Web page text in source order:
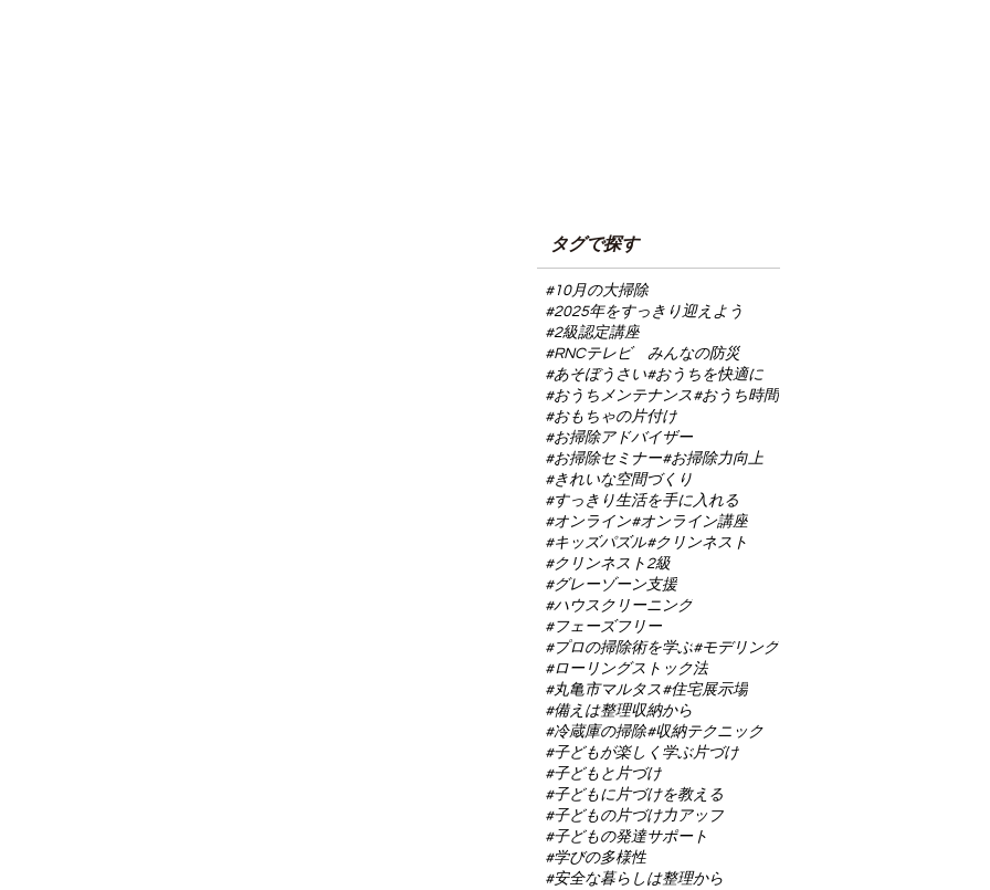
タグで探す
#10月の大掃除
#2025年をすっきり迎えよう
#2級認定講座
#RNCテレビ みんなの防災
#あそぼうさい#おうちを快適に
#おうちメンテナンス#おうち時間
#おもちゃの片付け
#お掃除アドバイザー
#お掃除セミナー#お掃除力向上
#きれいな空間づくり
#すっきり生活を手に入れる
#オンライン#オンライン講座
#キッズパズル#クリンネスト
#クリンネスト2級
#グレーゾーン支援
#ハウスクリーニング
#フェーズフリー
#プロの掃除術を学ぶ#モデリング
#ローリングストック法
#丸亀市マルタス#住宅展示場
#備えは整理収納から
#冷蔵庫の掃除#収納テクニック
#子どもが楽しく学ぶ片づけ
#子どもと片づけ
#子どもに片づけを教える
#子どもの片づけ力アップ
#子どもの発達サポート
#学びの多様性
#安全な暮らしは整理から